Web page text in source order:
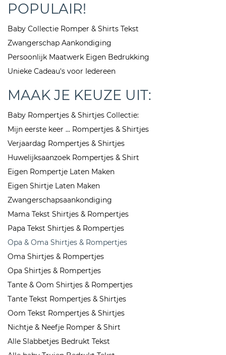
POPULAIR!
Baby Collectie Romper & Shirts Tekst
Zwangerschap Aankondiging
Persoonlijk Maatwerk Eigen Bedrukking
Unieke Cadeau's voor Iedereen
MAAK JE KEUZE UIT:
Baby Rompertjes & Shirtjes Collectie:
Mijn eerste keer ... Rompertjes & Shirtjes
Verjaardag Rompertjes & Shirtjes
Huwelijksaanzoek Rompertjes & Shirt
Eigen Rompertje Laten Maken
Eigen Shirtje Laten Maken
Zwangerschapsaankondiging
Mama Tekst Shirtjes & Rompertjes
Papa Tekst Shirtjes & Rompertjes
Opa & Oma Shirtjes & Rompertjes
Oma Shirtjes & Rompertjes
Opa Shirtjes & Rompertjes
Tante & Oom Shirtjes & Rompertjes
Tante Tekst Rompertjes & Shirtjes
Oom Tekst Rompertjes & Shirtjes
Nichtje & Neefje Romper & Shirt
Alle Slabbetjes Bedrukt Tekst